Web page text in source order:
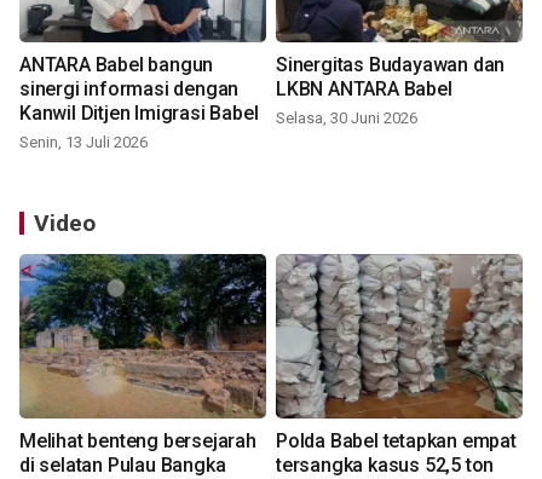
ANTARA Babel bangun
sinergi informasi dengan
Kanwil Ditjen Imigrasi Babel
Senin, 13 Juli 2026
Sinergitas Budayawan dan
LKBN ANTARA Babel
Selasa, 30 Juni 2026
Video
Melihat benteng bersejarah
di selatan Pulau Bangka
Polda Babel tetapkan empat
tersangka kasus 52,5 ton